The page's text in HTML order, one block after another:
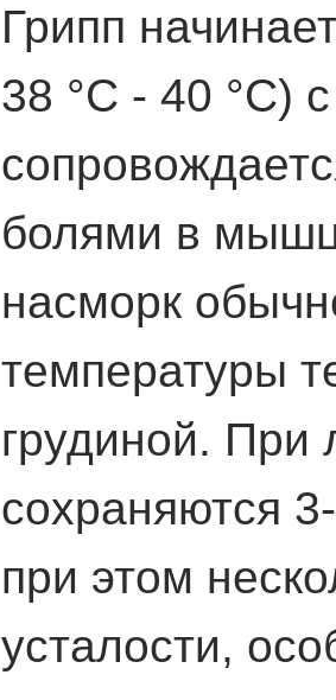
Грипп
38 °С - 40 °С)
олями в
насморк
температуры
рудиной. При
сохраняются
при этом
усталости,